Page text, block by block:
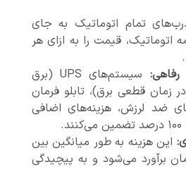
تمام اتوماتیک به جای
اتوماتیک، قیمت را به ازای هر
سیستم‌های UPS (برق
زمان قطعی برق)، تابلو فرمان
ضد لرزش، هزینه‌های اضافی
این هزینه به طور میانگین بین
تومان برآورد می‌شود و به پیچیدگی